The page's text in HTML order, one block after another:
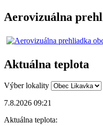
Aerovizuálna
Aktuálna teplota
Výber lokality
7.8.2026 09:21
Aktuálna teplota: